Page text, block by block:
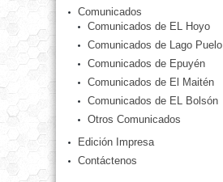
Comunicados
Comunicados de EL Hoyo
Comunicados de Lago Puelo
Comunicados de Epuyén
Comunicados de El Maitén
Comunicados de EL Bolsón
Otros Comunicados
Edición Impresa
Contáctenos